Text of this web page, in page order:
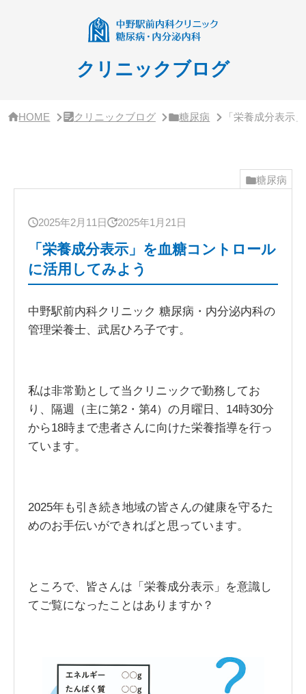
クリニックブログ
HOME クリニックブログ 糖尿病 「栄養成分表示
糖尿病
2025年2月11日 2025年1月21日
「栄養成分表示」を血糖コントロール
に活用してみよう
中野駅前内科クリニック 糖尿病・内分泌内科の
管理栄養士、武居ひろ子です。
私は非常勤として当クリニックで勤務してお
り、隔週（主に第2・第4）の月曜日、14時30分
から18時まで患者さんに向けた栄養指導を行っ
ています。
2025年も引き続き地域の皆さんの健康を守るた
めのお手伝いができればと思っています。
ところで、皆さんは「栄養成分表示」を意識し
てご覧になったことはありますか？